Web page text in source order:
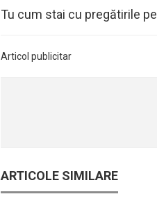
Tu cum stai cu pregătirile
Articol publicitar
ARTICOLE SIMILARE